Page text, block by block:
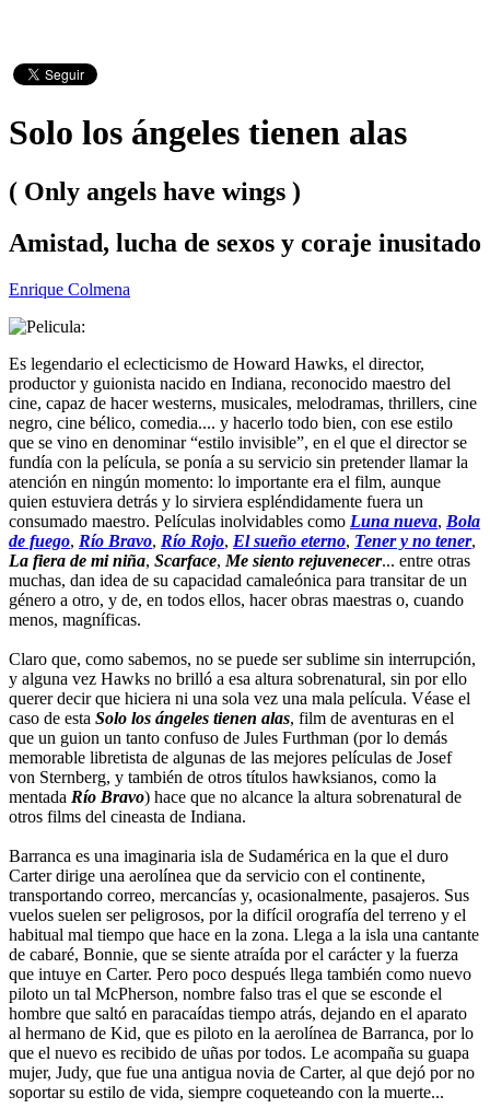
Solo los ángeles tienen alas
( Only angels have wings )
Amistad, lucha de sexos y coraje inusitado
Enrique Colmena
Es legendario el eclecticismo de Howard Hawks, el director,
productor y guionista nacido en Indiana, reconocido maestro del
cine, capaz de hacer westerns, musicales, melodramas, thrillers, cine
negro, cine bélico, comedia.... y hacerlo todo bien, con ese estilo
que se vino en denominar “estilo invisible”, en el que el director se
fundía con la película, se ponía a su servicio sin pretender llamar la
atención en ningún momento: lo importante era el film, aunque
quien estuviera detrás y lo sirviera espléndidamente fuera un
consumado maestro. Películas inolvidables como Luna nueva, Bola
de fuego, Río Bravo, Río Rojo, El sueño eterno, Tener y no tener,
La fiera de mi niña, Scarface, Me siento rejuvenecer... entre otras
muchas, dan idea de su capacidad camaleónica para transitar de un
género a otro, y de, en todos ellos, hacer obras maestras o, cuando
menos, magníficas.
Claro que, como sabemos, no se puede ser sublime sin interrupción,
y alguna vez Hawks no brilló a esa altura sobrenatural, sin por ello
querer decir que hiciera ni una sola vez una mala película. Véase el
caso de esta Solo los ángeles tienen alas, film de aventuras en el
que un guion un tanto confuso de Jules Furthman (por lo demás
memorable libretista de algunas de las mejores películas de Josef
von Sternberg, y también de otros títulos hawksianos, como la
mentada Río Bravo) hace que no alcance la altura sobrenatural de
otros films del cineasta de Indiana.
Barranca es una imaginaria isla de Sudamérica en la que el duro
Carter dirige una aerolínea que da servicio con el continente,
transportando correo, mercancías y, ocasionalmente, pasajeros. Sus
vuelos suelen ser peligrosos, por la difícil orografía del terreno y el
habitual mal tiempo que hace en la zona. Llega a la isla una cantante
de cabaré, Bonnie, que se siente atraída por el carácter y la fuerza
que intuye en Carter. Pero poco después llega también como nuevo
piloto un tal McPherson, nombre falso tras el que se esconde el
hombre que saltó en paracaídas tiempo atrás, dejando en el aparato
al hermano de Kid, que es piloto en la aerolínea de Barranca, por lo
que el nuevo es recibido de uñas por todos. Le acompaña su guapa
mujer, Judy, que fue una antigua novia de Carter, al que dejó por no
soportar su estilo de vida, siempre coqueteando con la muerte...